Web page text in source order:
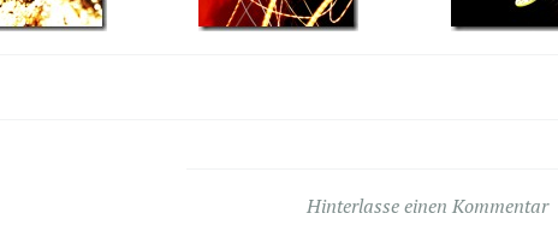
Hinterlasse einen Kommentar